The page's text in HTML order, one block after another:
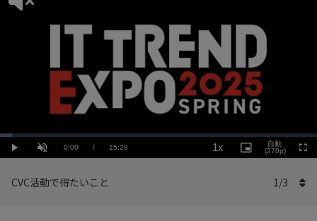
Play UnmuteCurrent
0:00 / Duration
15:28
Loaded:
3.88%
1x
Rate
Picture-
in-
自動
(270p)
CVC活動で得たいこと 1/3